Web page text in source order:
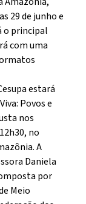
29 de junho e
o principal
com uma
estará
Povos e
nos
no
A
Daniela
por
Meio